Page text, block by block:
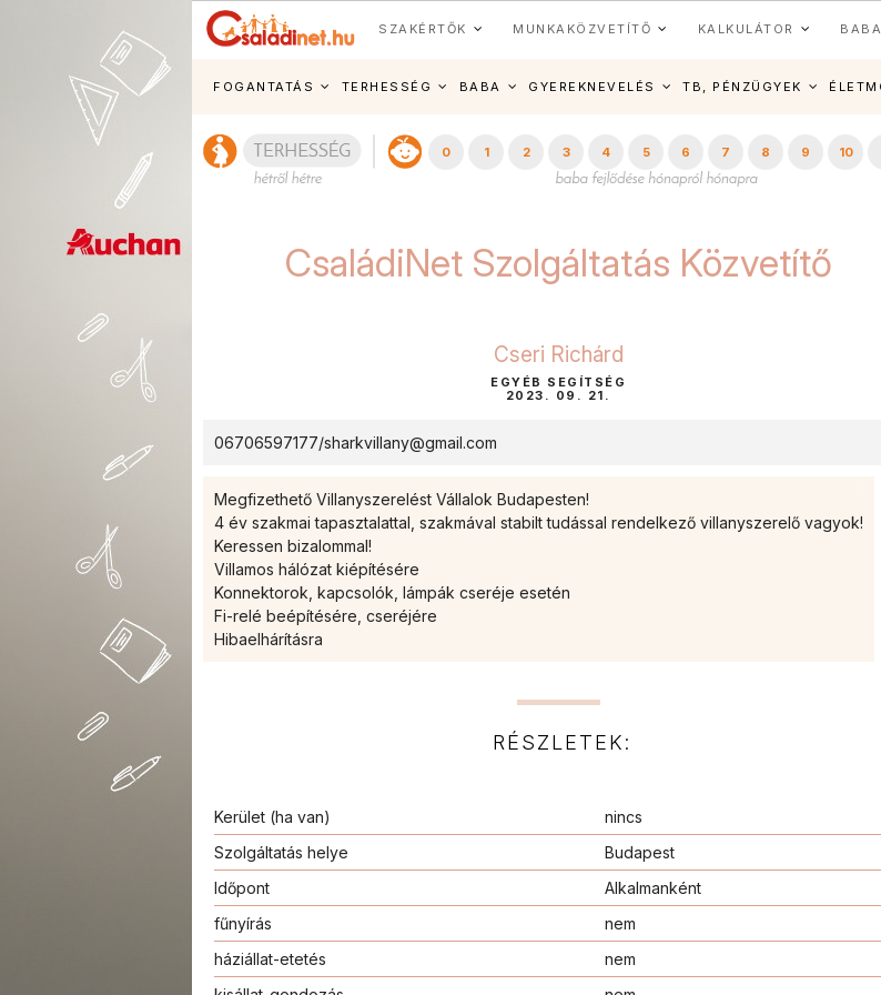
SZAKÉRTŐK MUNKAKÖZVETÍTŐ KALKULÁTOR
FOGANTATÁS TERHESSÉG BABA GYEREKNEVELÉS TB, PÉNZÜGYEK
0 1 2 3 4 5 6 7 8 9 10
CsaládiNet Szolgáltatás Közvetítő
Cseri Richárd
EGYÉB SEGÍTSÉG
2023. 09. 21.
06706597177/sharkvillany@gmail.com
Megfizethető Villanyszerelést Vállalok Budapesten!
4 év szakmai tapasztalattal, szakmával stabilt tudással rendelkező villanyszerelő vagyok!
Keressen bizalommal!
Villamos hálózat kiépítésére
Konnektorok, kapcsolók, lámpák cseréje esetén
Fi-relé beépítésére, cseréjére
Hibaelhárításra
RÉSZLETEK:
Kerület (ha van)
nincs
Szolgáltatás helye
Budapest
Időpont
Alkalmanként
fűnyírás
nem
háziállat-etetés
nem